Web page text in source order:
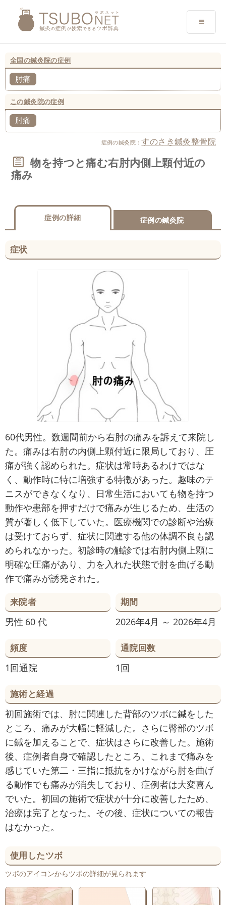
全国の鍼灸院の症例
肘痛
この鍼灸院の症例
肘痛
症例の鍼灸院：すのさき鍼灸整骨院
物を持つと痛む右肘内側上顆付近の
痛み
症例の詳細 症例の鍼灸院
症状
60代男性。数週間前から右肘の痛みを訴えて来院し
た。痛みは右肘の内側上顆付近に限局しており、圧
痛が強く認められた。症状は常時あるわけではな
く、動作時に特に増強する特徴があった。趣味のテ
ニスができなくなり、日常生活においても物を持つ
動作や患部を押すだけで痛みが生じるため、生活の
質が著しく低下していた。医療機関での診断や治療
は受けておらず、症状に関連する他の体調不良も認
められなかった。初診時の触診では右肘内側上顆に
明確な圧痛があり、力を入れた状態で肘を曲げる動
作で痛みが誘発された。
来院者
男性 60 代
期間
2026年4月 ～ 2026年4月
頻度
1回通院
通院回数
1回
施術と経過
初回施術では、肘に関連した背部のツボに鍼をした
ところ、痛みが大幅に軽減した。さらに臀部のツボ
に鍼を加えることで、症状はさらに改善した。施術
後、症例者自身で確認したところ、これまで痛みを
感じていた第二・三指に抵抗をかけながら肘を曲げ
る動作でも痛みが消失しており、症例者は大変喜ん
でいた。初回の施術で症状が十分に改善したため、
治療は完了となった。その後、症状についての報告
はなかった。
使用したツボ
ツボのアイコンからツボの詳細が見られます